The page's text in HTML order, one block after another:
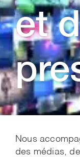
et
Nous
des médias,